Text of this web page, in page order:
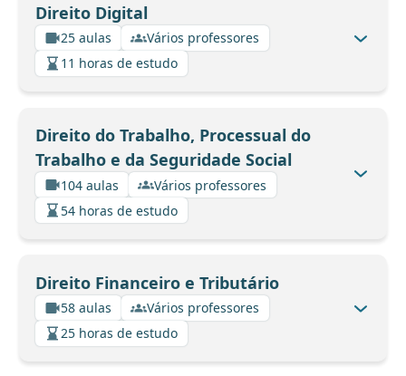
Direito Digital
25 aulas
Vários professores
11 horas de estudo
Direito do Trabalho, Processual do
Trabalho e da Seguridade Social
104 aulas
Vários professores
54 horas de estudo
Direito Financeiro e Tributário
58 aulas
Vários professores
25 horas de estudo